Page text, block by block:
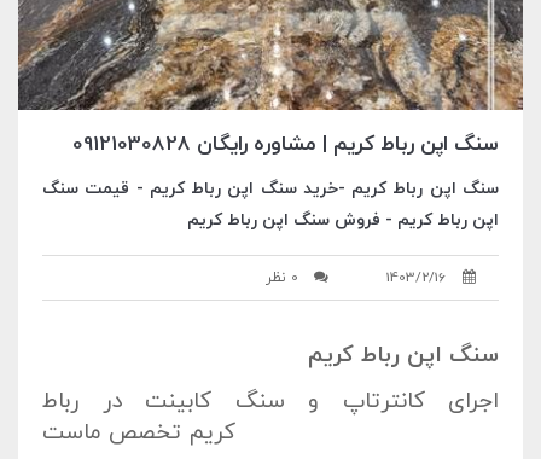
سنگ اپن رباط کریم | مشاوره رایگان 09121030828
سنگ اپن رباط کریم -خرید سنگ اپن رباط کریم - قیمت سنگ
اپن رباط کریم - فروش سنگ اپن رباط کریم
1403/2/16 0 نظر
سنگ اپن رباط کریم
اجرای کانترتاپ و سنگ کابینت در رباط
کریم تخصص ماست